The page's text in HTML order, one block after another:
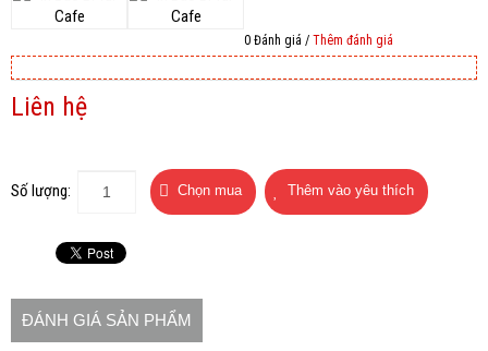
0 Đánh giá / Thêm đánh giá
Liên hệ
Số lượng:
ĐÁNH GIÁ SẢN PHẨM